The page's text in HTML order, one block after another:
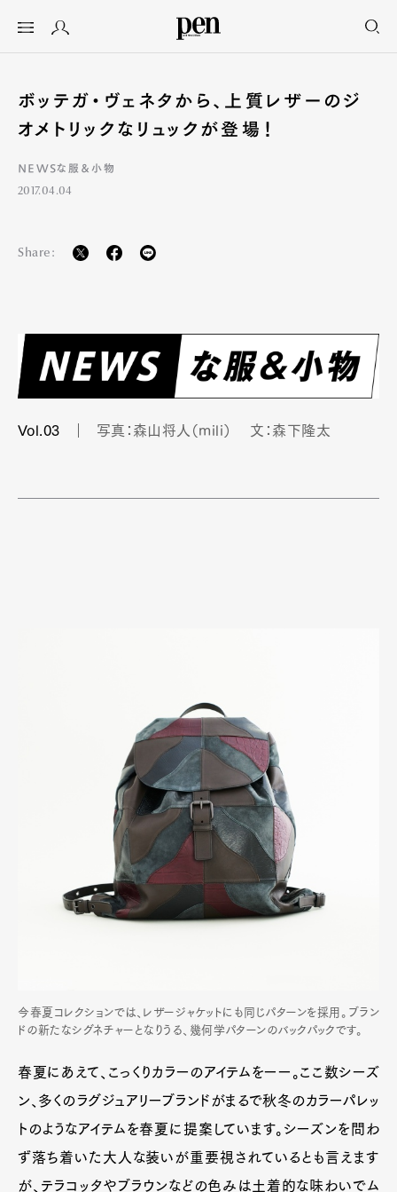
ボッテガ・ヴェネタから、上質レザーのジ
オメトリックなリュックが登場！
NEWSな服＆小物
2017.04.04
Share:
Vol.03 写真：森山将人（mili） 文：森下隆太
今春夏コレクションでは、レザージャケットにも同じパターンを採用。ブラン
ドの新たなシグネチャーとなりうる、幾何学パターンのバックパックです。
春夏にあえて、こっくりカラーのアイテムをーー。ここ数シーズ
ン、多くのラグジュアリーブランドがまるで秋冬のカラーパレッ
トのようなアイテムを春夏に提案しています。シーズンを問わ
ず落ち着いた大人な装いが重要視されているとも言えます
が、テラコッタやブラウンなどの色みは土着的な味わいでム